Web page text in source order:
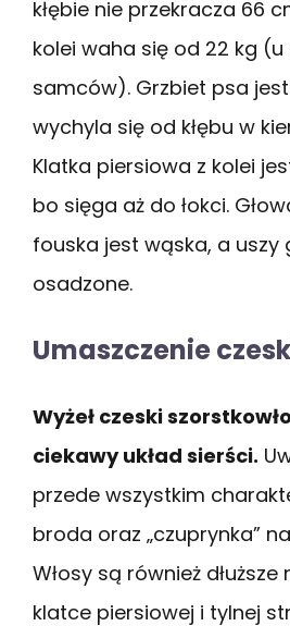
kłębie nie przekracza 66
kolei waha się od 22 kg
samców). Grzbiet psa
wychyla się od kłębu w
Klatka piersiowa z kolei
bo sięga aż do łokci.
fouska jest wąska, a uszy
osadzone.
Umaszczenie
Wyżeł czeski
ciekawy układ sierści.
przede wszystkim
broda oraz „czuprynka”
Włosy są również dłuższe
klatce piersiowej i tylnej